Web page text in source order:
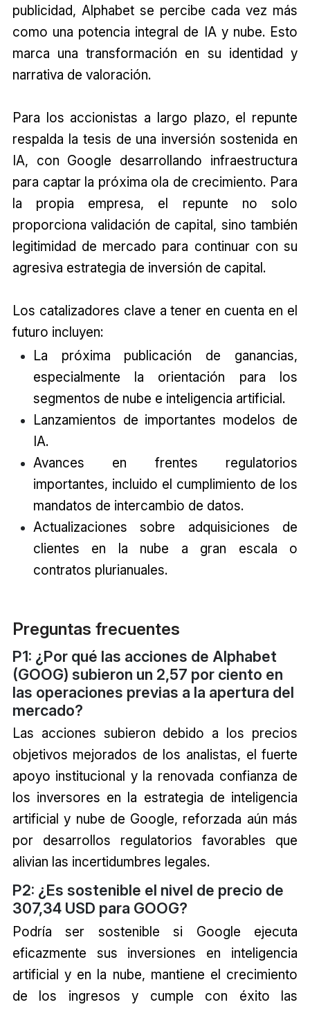
publicidad, Alphabet se percibe cada vez más
como una potencia integral de IA y nube. Esto
marca una transformación en su identidad y
narrativa de valoración.
Para los accionistas a largo plazo, el repunte
respalda la tesis de una inversión sostenida en
IA, con Google desarrollando infraestructura
para captar la próxima ola de crecimiento. Para
la propia empresa, el repunte no solo
proporciona validación de capital, sino también
legitimidad de mercado para continuar con su
agresiva estrategia de inversión de capital.
Los catalizadores clave a tener en cuenta en el
futuro incluyen:
La próxima publicación de ganancias,
especialmente la orientación para los
segmentos de nube e inteligencia artificial.
Lanzamientos de importantes modelos de
IA.
Avances en frentes regulatorios
importantes, incluido el cumplimiento de los
mandatos de intercambio de datos.
Actualizaciones sobre adquisiciones de
clientes en la nube a gran escala o
contratos plurianuales.
Preguntas frecuentes
P1: ¿Por qué las acciones de Alphabet
(GOOG) subieron un 2,57 por ciento en
las operaciones previas a la apertura del
mercado?
Las acciones subieron debido a los precios
objetivos mejorados de los analistas, el fuerte
apoyo institucional y la renovada confianza de
los inversores en la estrategia de inteligencia
artificial y nube de Google, reforzada aún más
por desarrollos regulatorios favorables que
alivian las incertidumbres legales.
P2: ¿Es sostenible el nivel de precio de
307,34 USD para GOOG?
Podría ser sostenible si Google ejecuta
eficazmente sus inversiones en inteligencia
artificial y en la nube, mantiene el crecimiento
de los ingresos y cumple con éxito las